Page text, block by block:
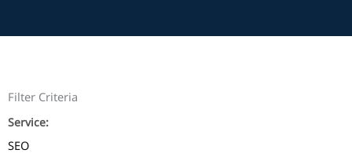
Filter Criteria
Service:
SEO